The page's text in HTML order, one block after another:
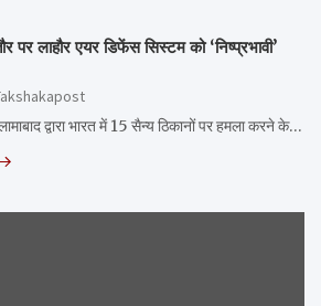
पर लाहौर एयर डिफेंस सिस्टम को ‘निष्प्रभावी’
द्वारा भारत में 15 सैन्य ठिकानों पर हमला करने के…